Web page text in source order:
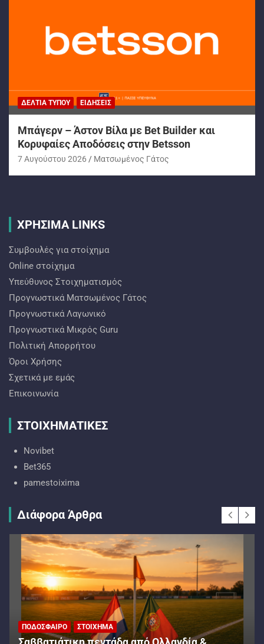
ΔΕΛΤΊΑ ΤΎΠΟΥ ΕΙΔΉΣΕΙΣ
Μπάγερν – Άστον Βίλα με Bet Builder και
Κορυφαίες Αποδόσεις στην Betsson
7 Αυγούστου 2026 Ματσωμένος Γάτος
ΧΡΗΣΙΜΑ LINKS
Συμβουλές για στοίχημα
Online στοίχημα
Υπεύθυνος Στοιχηματισμός
Προγνωστικά Ματσωμένος Γάτος
Προγνωστικά Λαγωνικό
Προγνωστικά Mικρός Guru
Πολιτική Απορρήτου
Όροι Χρήσης
Σχετικά με εμάς
Επικοινωνία
ΣΤΟΙΧΗΜΑΤΙΚΕΣ
Novibet
Bet365
pamestoixima
Διάφορα Άρθρα
ΠΟΔΌΣΦΑΙΡΟ ΣΤΟΊΧΗΜΑ